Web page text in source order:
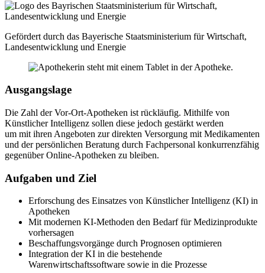
Gefördert durch das Bayerische Staatsministerium für Wirtschaft,
Landesentwicklung und Energie
Ausgangslage
Die Zahl der Vor-Ort-Apotheken ist rückläufig. Mithilfe von
Künstlicher Intelligenz sollen diese jedoch gestärkt werden
um mit ihren Angeboten zur direkten Versorgung mit Medikamenten
und der persönlichen Beratung durch Fachpersonal konkurrenzfähig
gegenüber Online-Apotheken zu bleiben.
Aufgaben und Ziel
Erforschung des Einsatzes von Künstlicher Intelligenz (KI) in
Apotheken
Mit modernen KI-Methoden den Bedarf für Medizinprodukte
vorhersagen
Beschaffungsvorgänge durch Prognosen optimieren
Integration der KI in die bestehende
Warenwirtschaftssoftware sowie in die Prozesse